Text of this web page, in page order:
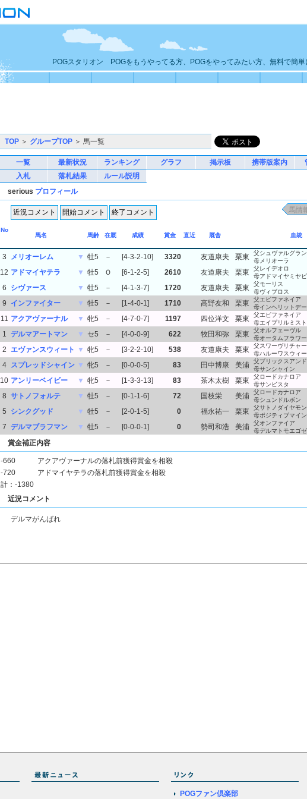
POGスタリオン POGをもうやってる方、POGをやってみたい方、無料で簡単
TOP ＞ グループTOP ＞ 馬一覧
一覧 最新状況 ランキング グラフ 掲示板 携帯版案内
入札
落札結果
ルール説明
serious プロフィール
No
馬名
馬齢 在厩 成績 賞金 直近 厩舎 血統
3 メリオーレム ▼ 牡5 － [4-3-2-10] 3320 友道康夫 栗東
父シュヴァルグラン
母メリオーラ
12 アドマイヤテラ ▼ 牡5 Ｏ [6-1-2-5] 2610 友道康夫 栗東
父レイデオロ
母アドマイヤミヤビ
6 シヴァース ▼ 牡5 － [4-1-3-7] 1720 友道康夫 栗東
父モーリス
母ヴィブロス
9 インファイター ▼ 牡5 － [1-4-0-1] 1710 高野友和 栗東
父エピファネイア
母インヘリットデ
11 アクアヴァーナル ▼ 牝5 － [4-7-0-7] 1197 四位洋文 栗東
父エピファネイア
母エイプリルミスト
1 デルマアートマン ▼ セ5 － [4-0-0-9] 622 牧田和弥 栗東
父オルフェーヴル
母オータムフラワー
2 エヴァンスウィート ▼ 牝5 － [3-2-2-10] 538 友道康夫 栗東
父スワーヴリチャ
母ハルーワスウィー
4 スプレッドシャイン ▼ 牝5 － [0-0-0-5] 83 田中博康 美浦
父ブリックスアン
母サンシャイン
10 アンリーベイビー ▼ 牝5 － [1-3-3-13] 83 茶木太樹 栗東
父ロードカナロア
母サンビスタ
8 サトノフォルテ ▼ 牡5 － [0-1-1-6] 72 国枝栄 美浦
父ロードカナロア
母シュンドルボン
5 シンクグッド ▼ 牡5 － [2-0-1-5] 0 福永祐一 栗東
父サトノダイヤモ
母ポジティブマイ
7 デルマブラフマン ▼ 牡5 － [0-0-0-1] 0 勢司和浩 美浦
父オンファイア
母デルマトモエゴ
賞金補正内容
-660
アクアヴァーナルの落札前獲得賞金を相殺
-720
アドマイヤテラの落札前獲得賞金を相殺
計：-1380
近況コメント
デルマがんばれ
POGファン倶楽部